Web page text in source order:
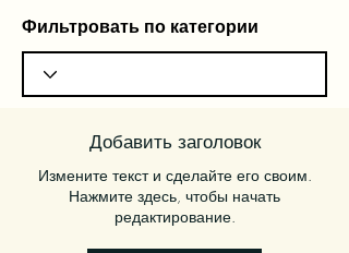
Фильтровать по категории
Добавить заголовок
Измените текст и сделайте его своим.
Нажмите здесь, чтобы начать
редактирование.